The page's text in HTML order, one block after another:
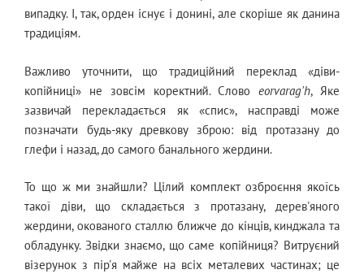
випадку. І, так, орден існує і донині, але скоріше як данина
традиціям.
Важливо уточнити, що традиційний переклад «діви-
копійниці» не зовсім коректний. Словоeorvarag'h, Яке
зазвичай перекладається як «спис», насправді може
позначати будь-яку древкову зброю: від протазану до
глефи і назад, до самого банального жердини.
То що ж ми знайшли? Цілий комплект озброєння якоїсь
такої діви, що складається з протазану, дерев'яного
жердини, окованого сталлю ближче до кінців, кинджала та
обладунку. Звідки знаємо, що саме копійниця? Витруєний
візерунок з пір'я майже на всіх металевих частинах; це